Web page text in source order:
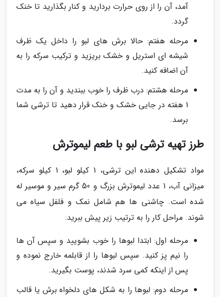
آمد، آن را از روی حرارت بردارید و کنار بگذارید تا خنک
گردد.
مرحله هفتم: حالا برش های لبو را داخل یک ظرف
شیشه ای استریل و خشک بریزید و ترکیب سرکه را به
آن اضافه کنید.
مرحله هشتم: درب ظرف را خوب ببندید و آن را به مدت
1 هفته در جایی خشک و خنک قرار دهید تا ترشی شما
برسد.
طرز تهیه ترشی لبو با طعم لیموترش
مواد تشکیل دهنده این ترشی، 1 کیلو لبو، 1 کیلو سرکه،
میزانی آب، 1 عدد لیموترش بزرگ و 50 گرم سیر و موسیر له
شده است. چاشنی ها هم شامل نمک و فلفل سیاه می
شوند. مراحل کار را به ترتیب زیر پیش ببرید:
مرحله اول: ابتدا لبوها را خوب بشویید و سپس آن ها
را نیم پز کنید. سپس لبوها را از قابلمه خارج نموده و
پس از اینکه کمی سرد شدند، پوست بگیرید.
مرحله دوم: لبوها را به شکل های دلخواه برش یا قالب